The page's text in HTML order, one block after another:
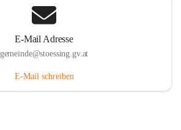
E-Mail Adresse
gemeinde@stoessing.gv.at
E-Mail schreiben